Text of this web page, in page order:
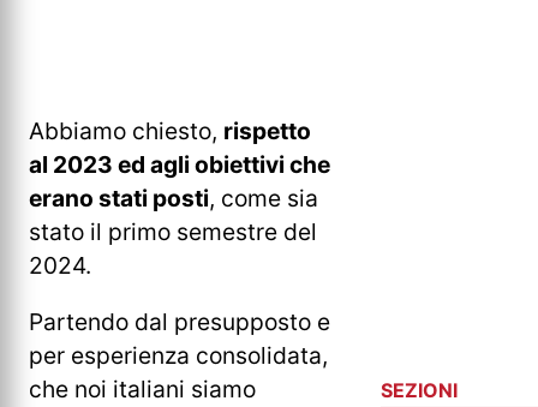
Abbiamo chiesto, rispetto
al 2023 ed agli obiettivi che
erano stati posti, come sia
stato il primo semestre del
2024.
Partendo dal presupposto e
per esperienza consolidata,
che noi italiani siamo
SEZIONI